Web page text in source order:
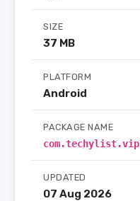
SIZE
37 MB
PLATFORM
Android
PACKAGE NAME
UPDATED
07 Aug 2026